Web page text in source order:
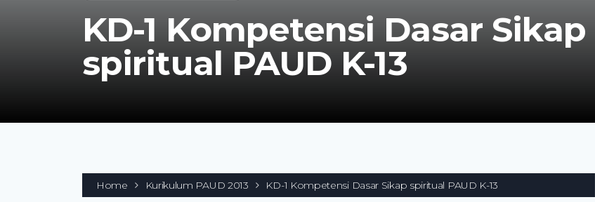
KD-1 Kompetensi Dasar Sikap
spiritual PAUD K-13
Home Kurikulum PAUD 2013 KD-1 Kompetensi Dasar Sikap spiritual PAUD K-13